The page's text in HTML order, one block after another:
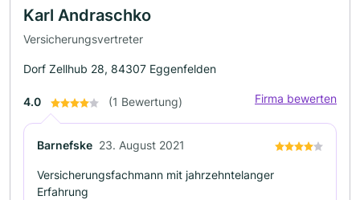
Karl Andraschko
Versicherungsvertreter
Dorf Zellhub 28, 84307 Eggenfelden
4.0 (1 Bewertung) Firma bewerten
Barnefske 23. August 2021
Versicherungsfachmann mit jahrzehntelanger
Erfahrung